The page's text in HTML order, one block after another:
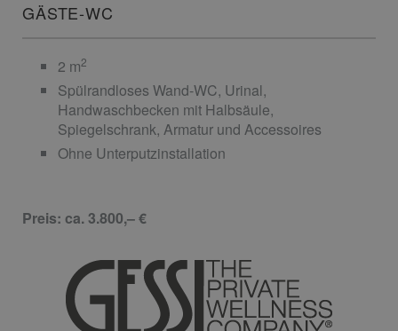
GÄSTE-WC
2 m2
Spülrandloses Wand-WC, Urinal,
Handwaschbecken mit Halbsäule,
Spiegelschrank, Armatur und Accessoires
Ohne Unterputzinstallation
Preis: ca. 3.800,– €